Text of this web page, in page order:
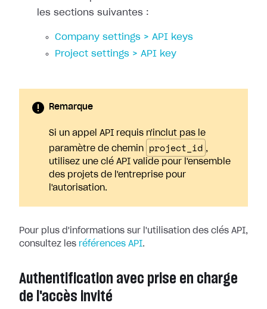
les sections suivantes :
Company settings > API keys
Project settings > API key
Remarque
Si un appel API requis n'inclut pas le
paramètre de chemin
project_id ,
utilisez une clé API valide pour l'ensemble
des projets de l'entreprise pour
l'autorisation.
Pour plus d'informations sur l'utilisation des clés API,
consultez les références API.
Authentification avec prise en charge
de l'accès invité